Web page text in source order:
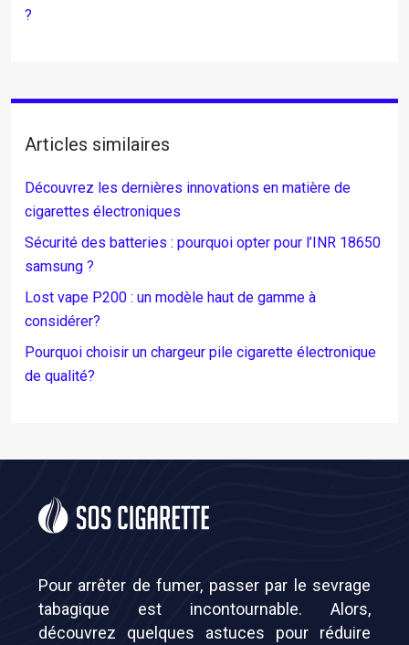
?
Articles similaires
Découvrez les dernières innovations en matière de
cigarettes électroniques
Sécurité des batteries : pourquoi opter pour l’INR 18650
samsung ?
Lost vape P200 : un modèle haut de gamme à
considérer?
Pourquoi choisir un chargeur pile cigarette électronique
de qualité?
Pour arrêter de fumer, passer par le sevrage
tabagique est incontournable. Alors,
découvrez quelques astuces pour réduire